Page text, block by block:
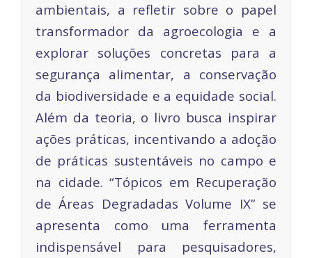
ambientais, a refletir sobre o papel
transformador da agroecologia e a
explorar soluções concretas para a
segurança alimentar, a conservação
da biodiversidade e a equidade social.
Além da teoria, o livro busca inspirar
ações práticas, incentivando a adoção
de práticas sustentáveis ​​no campo e
na cidade. “Tópicos em Recuperação
de Áreas Degradadas Volume IX” se
apresenta como uma ferramenta
indispensável para pesquisadores,